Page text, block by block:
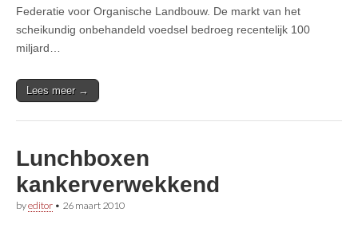
Federatie voor Organische Landbouw. De markt van het
scheikundig onbehandeld voedsel bedroeg recentelijk 100
miljard…
Lees meer →
Lunchboxen
kankerverwekkend
byeditor • 26 maart 2010